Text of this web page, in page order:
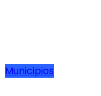
Municipios